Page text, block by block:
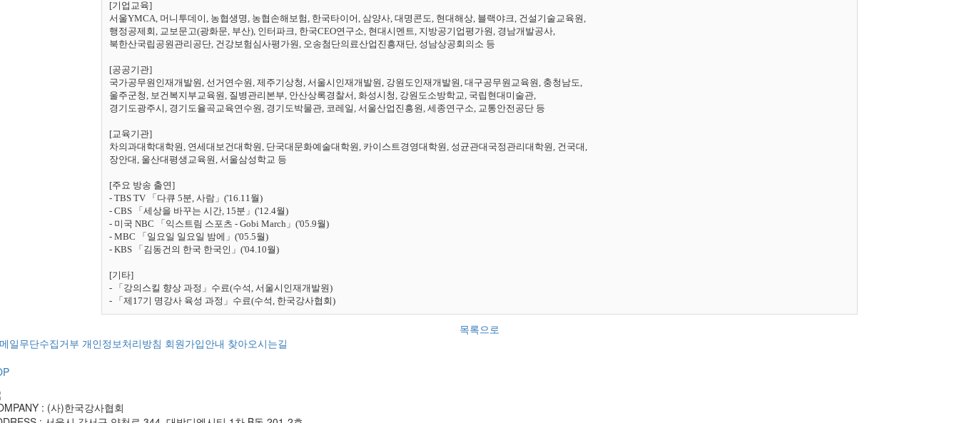
[기업교육]
서울YMCA, 머니투데이, 농협생명, 농협손해보험, 한국타이어, 삼양사, 대명콘도, 현대해상, 블랙야크, 건설기술교육원,
행정공제회, 교보문고(광화문, 부산), 인터파크, 한국CEO연구소, 현대시멘트, 지방공기업평가원, 경남개발공사,
북한산국립공원관리공단, 건강보험심사평가원, 오송첨단의료산업진흥재단, 성남상공회의소 등
[공공기관]
국가공무원인재개발원, 선거연수원, 제주기상청, 서울시인재개발원, 강원도인재개발원, 대구공무원교육원, 충청남도,
울주군청, 보건복지부교육원, 질병관리본부, 안산상록경찰서, 화성시청, 강원도소방학교, 국립현대미술관,
경기도광주시, 경기도율곡교육연수원, 경기도박물관, 코레일, 서울산업진흥원, 세종연구소, 교통안전공단 등
[교육기관]
차의과대학대학원, 연세대보건대학원, 단국대문화예술대학원, 카이스트경영대학원, 성균관대국정관리대학원, 건국대,
장안대, 울산대평생교육원, 서울삼성학교 등
[주요 방송 출연]
- TBS TV 「다큐 5분, 사람」('16.11월)
- CBS 「세상을 바꾸는 시간, 15분」('12.4월)
- 미국 NBC 「익스트림 스포츠 - Gobi March」('05.9월)
- MBC 「일요일 일요일 밤에」('05.5월)
- KBS 「김동건의 한국 한국인」('04.10월)
[기타]
- 「강의스킬 향상 과정」수료(수석, 서울시인재개발원)
- 「제17기 명강사 육성 과정」수료(수석, 한국강사협회)
목록으로
일무단수집거부 개인정보처리방침 회원가입안내 찾아오시는길
: (사)한국강사협회